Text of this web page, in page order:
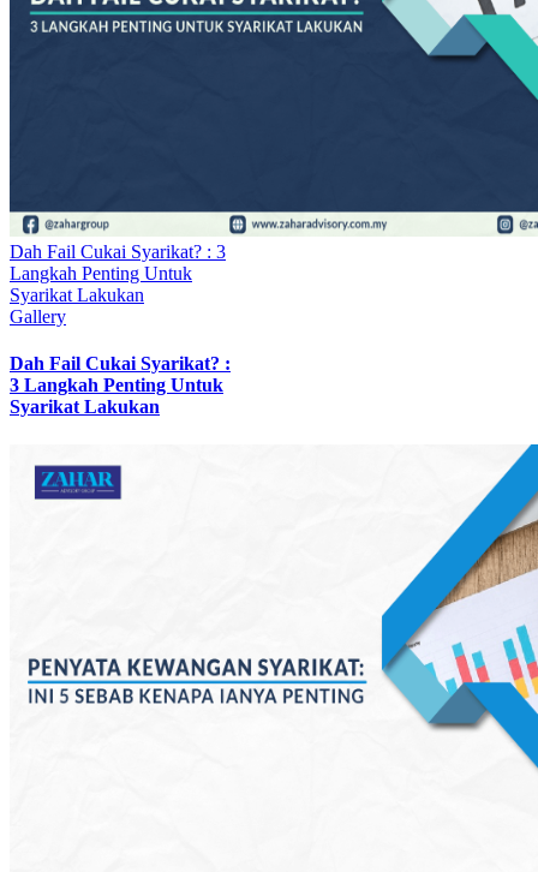
Dah Fail Cukai Syarikat? : 3
Langkah Penting Untuk
Syarikat Lakukan
Gallery
Dah Fail Cukai Syarikat? :
3 Langkah Penting Untuk
Syarikat Lakukan